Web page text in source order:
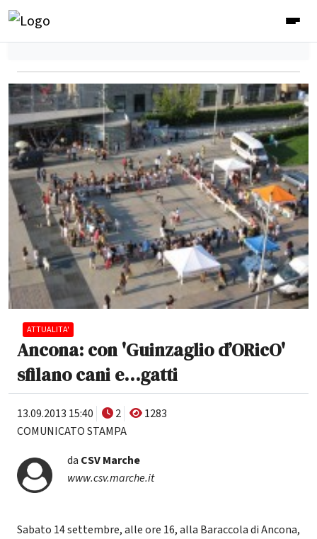
ATTUALITA'
Ancona: con 'Guinzaglio d’ORicO'
sfilano cani e…gatti
13.09.2013 15:40 2
1283
COMUNICATO STAMPA
da CSV Marche
www.csv.marche.it
Sabato 14 settembre, alle ore 16, alla Baraccola di Ancona,